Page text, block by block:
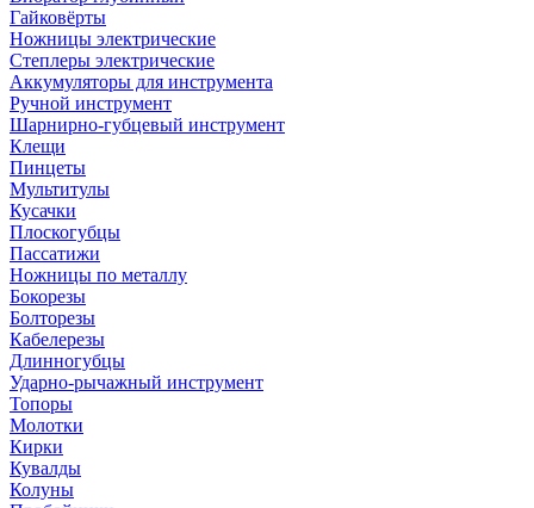
Гайковёрты
Ножницы электрические
Степлеры электрические
Аккумуляторы для инструмента
Ручной инструмент
Шарнирно-губцевый инструмент
Клещи
Пинцеты
Мультитулы
Кусачки
Плоскогубцы
Пассатижи
Ножницы по металлу
Бокорезы
Болторезы
Кабелерезы
Длинногубцы
Ударно-рычажный инструмент
Топоры
Молотки
Кирки
Кувалды
Колуны